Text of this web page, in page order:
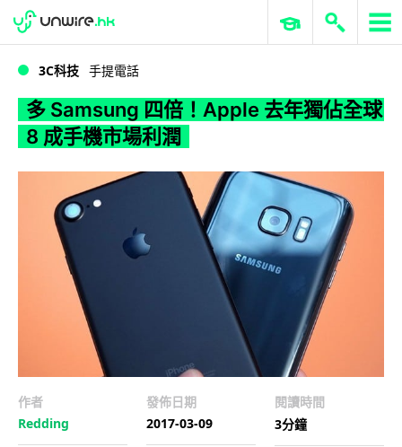
WWDC 2026 ERP 與商業 AI
3C科技 手提電話
多 Samsung 四倍！Apple 去年獨佔全球
8 成手機市場利潤
作者
Redding
發佈日期
2017-03-09
閱讀時間
3分鐘